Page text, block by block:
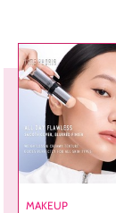
MAKEUP